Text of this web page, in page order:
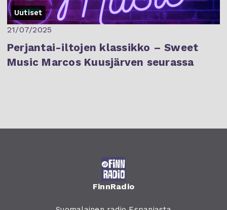
Uutiset
21/07/2025
Perjantai-iltojen klassikko – Sweet
Music Marcos Kuusjärven seurassa
FinnRadio